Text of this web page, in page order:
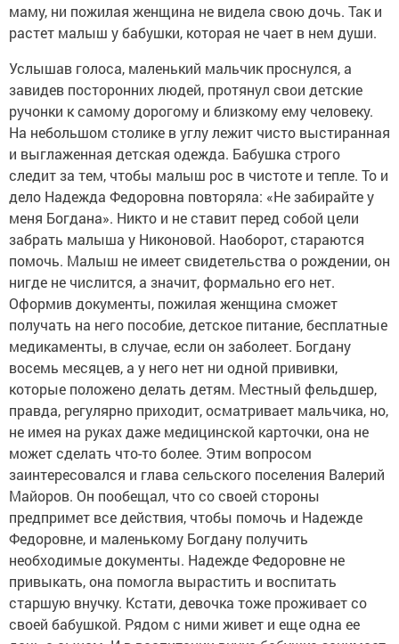
маму, ни пожилая женщина не видела свою дочь. Так и
растет малыш у бабушки, которая не чает в нем души.
Услышав голоса, маленький мальчик проснулся, а
завидев посторонних людей, протянул свои детские
ручонки к самому дорогому и близкому ему человеку.
На небольшом столике в углу лежит чисто выстиранная
и выглаженная детская одежда. Бабушка строго
следит за тем, чтобы малыш рос в чистоте и тепле. То и
дело Надежда Федоровна повторяла: «Не забирайте у
меня Богдана». Никто и не ставит перед собой цели
забрать малыша у Никоновой. Наоборот, стараются
помочь. Малыш не имеет свидетельства о рождении, он
нигде не числится, а значит, формально его нет.
Оформив документы, пожилая женщина сможет
получать на него пособие, детское питание, бесплатные
медикаменты, в случае, если он заболеет. Богдану
восемь месяцев, а у него нет ни одной прививки,
которые положено делать детям. Местный фельдшер,
правда, регулярно приходит, осматривает мальчика, но,
не имея на руках даже медицинской карточки, она не
может сделать что-то более. Этим вопросом
заинтересовался и глава сельского поселения Валерий
Майоров. Он пообещал, что со своей стороны
предпримет все действия, чтобы помочь и Надежде
Федоровне, и маленькому Богдану получить
необходимые документы. Надежде Федоровне не
привыкать, она помогла вырастить и воспитать
старшую внучку. Кстати, девочка тоже проживает со
своей бабушкой. Рядом с ними живет и еще одна ее